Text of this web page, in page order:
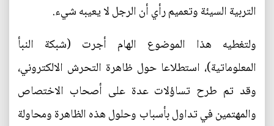
التربية السيئة وتعميم رأي أن الرجل لا يعيبه شيء.
ولتغطيه هذا الموضوع الهام أجرت (شبكة النبأ
المعلوماتية)، استطلاعا حول ظاهرة التحرش الالكتروني،
وقد تم طرح تساؤلات عدة على أصحاب الاختصاص
والمهتمين في تداول بأسباب وحلول هذه الظاهرة ومحاولة